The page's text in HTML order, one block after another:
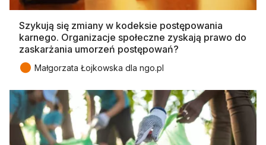
Szykują się zmiany w kodeksie postępowania
karnego. Organizacje społeczne zyskają prawo do
zaskarżania umorzeń postępowań?
● Małgorzata Łojkowska dla ngo.pl